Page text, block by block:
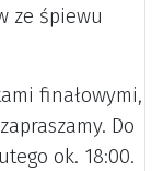
ze śpiewu
finałowymi,
Do
ok. 18:00.